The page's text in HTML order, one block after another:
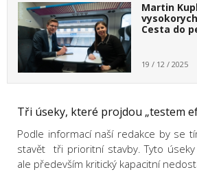
Martin
Cesta do
19 / 12 / 2025
Tři úseky, které projdou „testem
Podle informací naší redakce by se
stavět tři prioritní stavby. Tyto
ale především kritický kapacitní